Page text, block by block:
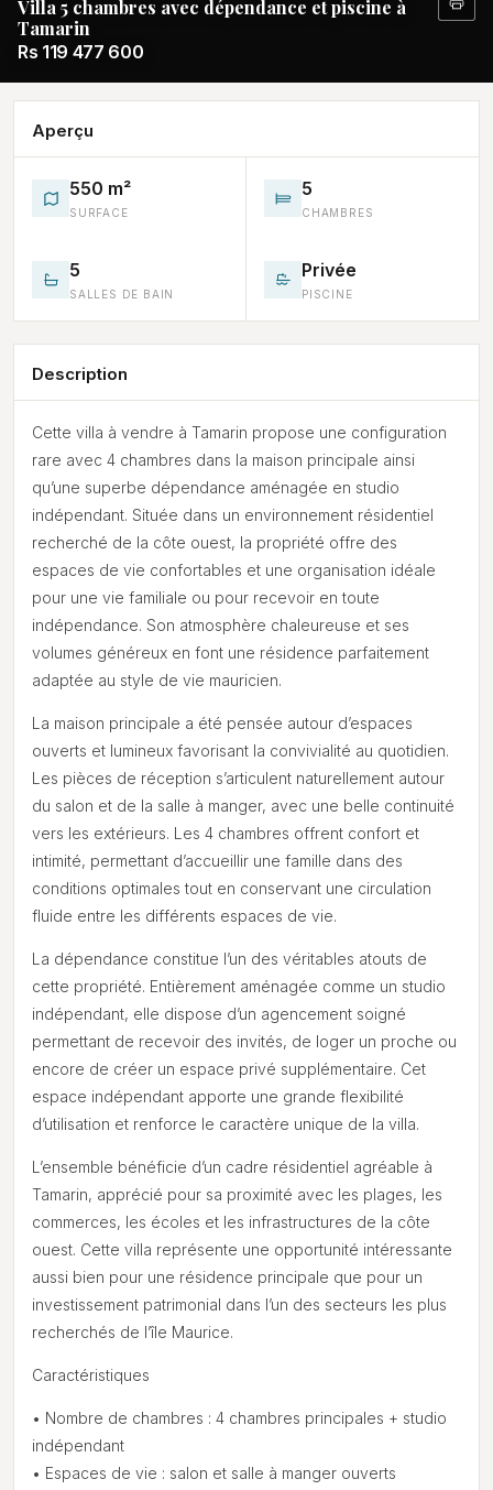
Villa 5 chambres avec dépendance et piscine à
Tamarin
Rs 119 477 600
Aperçu
550 m²
SURFACE
5
CHAMBRES
5
SALLES DE BAIN
Privée
PISCINE
Description
Cette villa à vendre à Tamarin propose une configuration
rare avec 4 chambres dans la maison principale ainsi
qu’une superbe dépendance aménagée en studio
indépendant. Située dans un environnement résidentiel
recherché de la côte ouest, la propriété offre des
espaces de vie confortables et une organisation idéale
pour une vie familiale ou pour recevoir en toute
indépendance. Son atmosphère chaleureuse et ses
volumes généreux en font une résidence parfaitement
adaptée au style de vie mauricien.
La maison principale a été pensée autour d’espaces
ouverts et lumineux favorisant la convivialité au quotidien.
Les pièces de réception s’articulent naturellement autour
du salon et de la salle à manger, avec une belle continuité
vers les extérieurs. Les 4 chambres offrent confort et
intimité, permettant d’accueillir une famille dans des
conditions optimales tout en conservant une circulation
fluide entre les différents espaces de vie.
La dépendance constitue l’un des véritables atouts de
cette propriété. Entièrement aménagée comme un studio
indépendant, elle dispose d’un agencement soigné
permettant de recevoir des invités, de loger un proche ou
encore de créer un espace privé supplémentaire. Cet
espace indépendant apporte une grande flexibilité
d’utilisation et renforce le caractère unique de la villa.
L’ensemble bénéficie d’un cadre résidentiel agréable à
Tamarin, apprécié pour sa proximité avec les plages, les
commerces, les écoles et les infrastructures de la côte
ouest. Cette villa représente une opportunité intéressante
aussi bien pour une résidence principale que pour un
investissement patrimonial dans l’un des secteurs les plus
recherchés de l’île Maurice.
Caractéristiques
• Nombre de chambres : 4 chambres principales + studio
indépendant
• Espaces de vie : salon et salle à manger ouverts